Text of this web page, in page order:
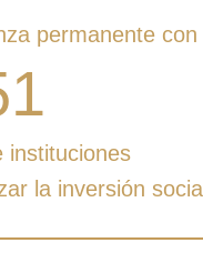
permanente con
instituciones
la inversión social